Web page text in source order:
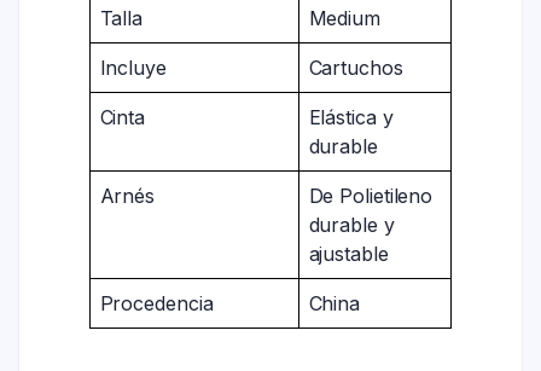
Talla Medium
Incluye Cartuchos
Cinta
Elástica y
durable
Arnés
De Polietileno
durable y
ajustable
Procedencia China